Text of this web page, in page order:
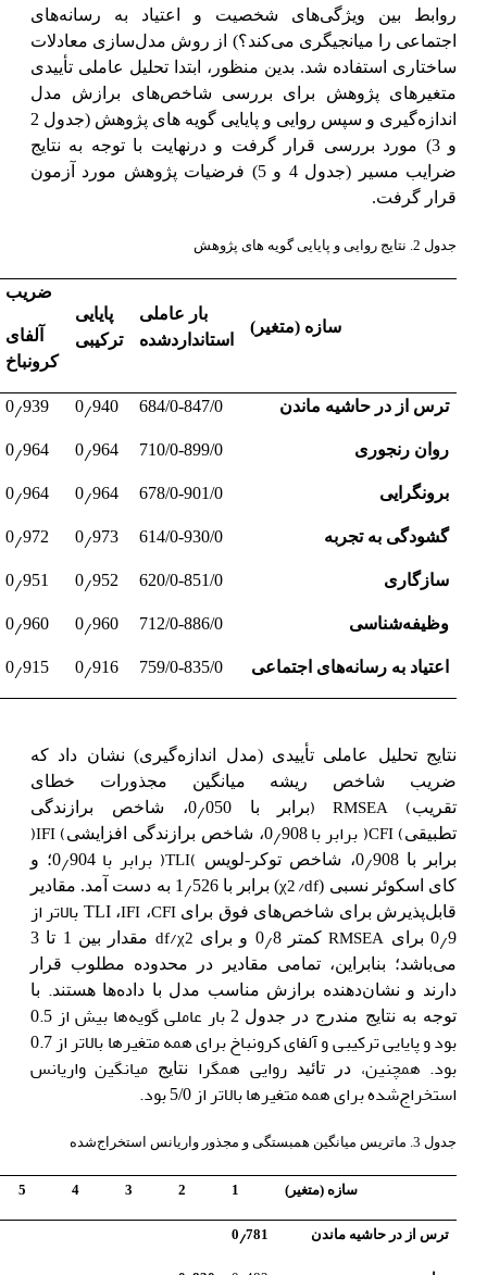
روابط بین ویژگی‌های شخصیت و اعتیاد به رسانه‌های
اجتماعی را میانجیگری می‌کند؟) از روش مدل‌سازی معادلات
ساختاری استفاده شد. بدین منظور، ابتدا تحلیل عاملی تأییدی
متغیرهای پژوهش برای بررسی شاخص‌های برازش مدل
اندازه‌گیری و سپس روایی و پایایی گویه های پژوهش (جدول 2
و 3) مورد بررسی قرار گرفت و درنهایت با توجه به نتایج
ضرایب مسیر (جدول 4 و 5) فرضیات پژوهش مورد آزمون
قرار گرفت.
جدول 2. نتایج روایی و پایایی گویه های پژوهش
سازه (متغیر)
بار عاملی
استانداردشده
پایایی
ترکیبی
ضریب
آلفای
کرونباخ
ترس از در حاشیه ماندن 684/0-847/0
0٫940
0٫939
روان رنجوری 710/0-899/0
0٫964
0٫964
برونگرایی 678/0-901/0
0٫964
0٫964
گشودگی به تجربه 614/0-930/0
0٫973
0٫972
سازگاری 620/0-851/0
0٫952
0٫951
وظیفه‌شناسی 712/0-886/0
0٫960
0٫960
اعتیاد به رسانه‌های اجتماعی 759/0-835/0
0٫916
0٫915
نتایج تحلیل عاملی تأییدی (مدل اندازه‌گیری) نشان داد که
ضریب شاخص ریشه میانگین مجذورات خطای
تقریب(
RMSEA
)برابر با 0 ٫ 050، شاخص برازندگی
تطبیقی(
CFI
) برابر با 0 ٫908، شاخص برازندگی افزایشی (
IFI
)
برابر با 0 ٫908، شاخص توکر-لویس (
TLI
) برابر با 0 ٫904؛ و
کای اسکوئر نسبی (
χ2/df ) برابر با 1 ٫
526 به دست آمد. مقادیر
قابل‌پذیرش برای شاخص‌های فوق برایCFI، IFI،TLIبالاتر از
0٫9 برای RMSEA کمتر 0 ٫8 و برای χ2
/
df
مقدار بین 1 تا 3
می‌باشد؛ بنابراین، تمامی مقادیر در محدوده مطلوب قرار
دارند و نشان‌دهنده برازش مناسب مدل با داده‌ها هستند. با
توجه به نتایج مندرج در جدول 2
بار عاملی گویه‌ها بیش از 0.5
بود و پایایی ترکیبی و آلفای کرونباخ برای همه متغیرها بالاتر از 0.7
بود. همچنین، در تائیدروایی همگرا نتایج میانگین واریانس
استخراج‌شده برای همه متغیرها بالاتر از 5 /0 بود.
جدول 3. ماتریس میانگین همبستگی و مجذور واریانس استخراج‌شده
سازه (متغیر) 1
2
3
4
5
ترس از در حاشیه ماندن 0٫781